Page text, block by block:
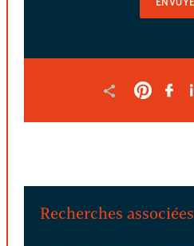
Recherches associées